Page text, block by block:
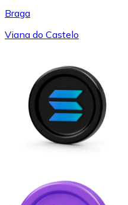
Braga
Viana do Castelo